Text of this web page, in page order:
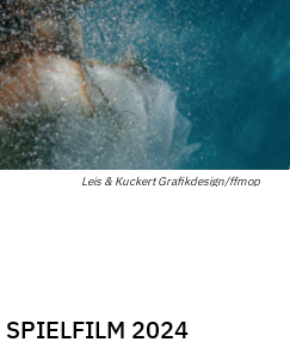
Leis & Kuckert Grafikdesign/ffmop
SPIELFILM 2024